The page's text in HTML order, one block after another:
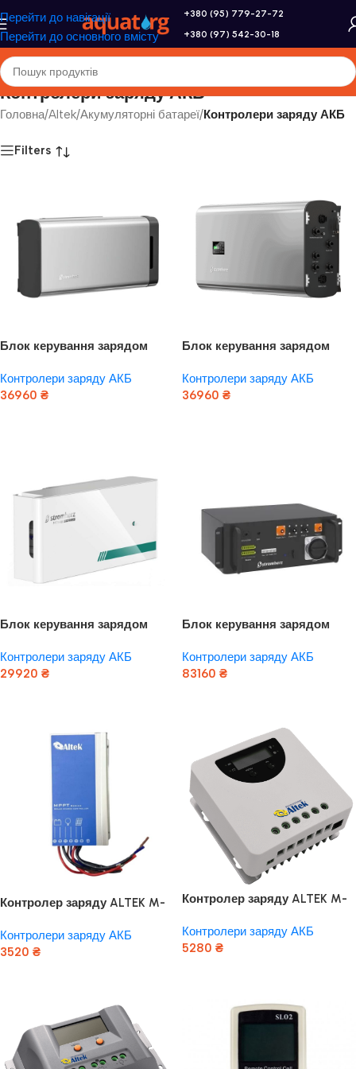
Перейти до навігації
Перейти до основного вмісту
+380 (95) 779-27-72
+380 (97) 542-30-18
Контролери заряду АКБ
Головна/Altek/Акумуляторні батареї/Контролери заряду АКБ
Filters
Блок керування зарядом
3,84kWh (GEN3)
Контролери заряду АКБ
36960 ₴
Блок керування зарядом
2,3kWh/LCD (GEN3)
Контролери заряду АКБ
36960 ₴
Блок керування зарядом
800V-3,84kWh (GEN3) HOME
Контролери заряду АКБ
29920 ₴
Блок керування зарядом
3,84kWh (GEN3) SUB
Контролери заряду АКБ
83160 ₴
Контролер заряду ALTEK M-
Контролери заряду АКБ
3520 ₴
Контролер заряду ALTEK M-
Контролери заряду АКБ
5280 ₴